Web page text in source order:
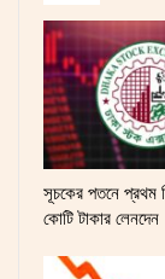
সূচকের পতনে প্রথম
কোটি টাকার লেনদেন